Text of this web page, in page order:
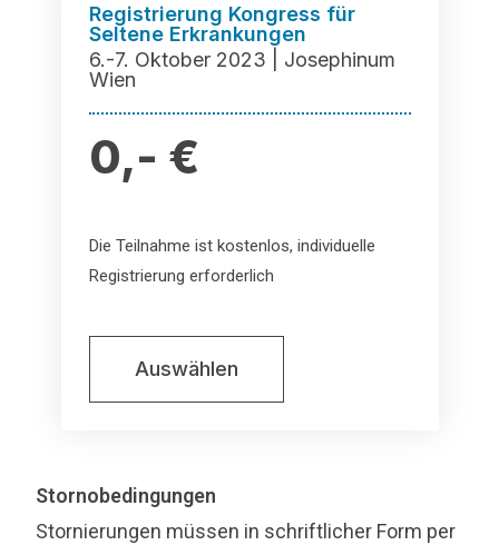
Registrierung Kongress für
Seltene Erkrankungen
6.-7. Oktober 2023 | Josephinum
Wien​
0,- €
Die Teilnahme ist kostenlos, individuelle
Registrierung erforderlich
Auswählen
Stornobedingungen
Stornierungen müssen in schriftlicher Form per